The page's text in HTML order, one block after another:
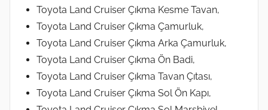
Toyota Land Cruiser Çıkma Kesme Tavan,
Toyota Land Cruiser Çıkma Çamurluk,
Toyota Land Cruiser Çıkma Arka Çamurluk,
Toyota Land Cruiser Çıkma Ön Badi,
Toyota Land Cruiser Çıkma Tavan Çıtası,
Toyota Land Cruiser Çıkma Sol Ön Kapı,